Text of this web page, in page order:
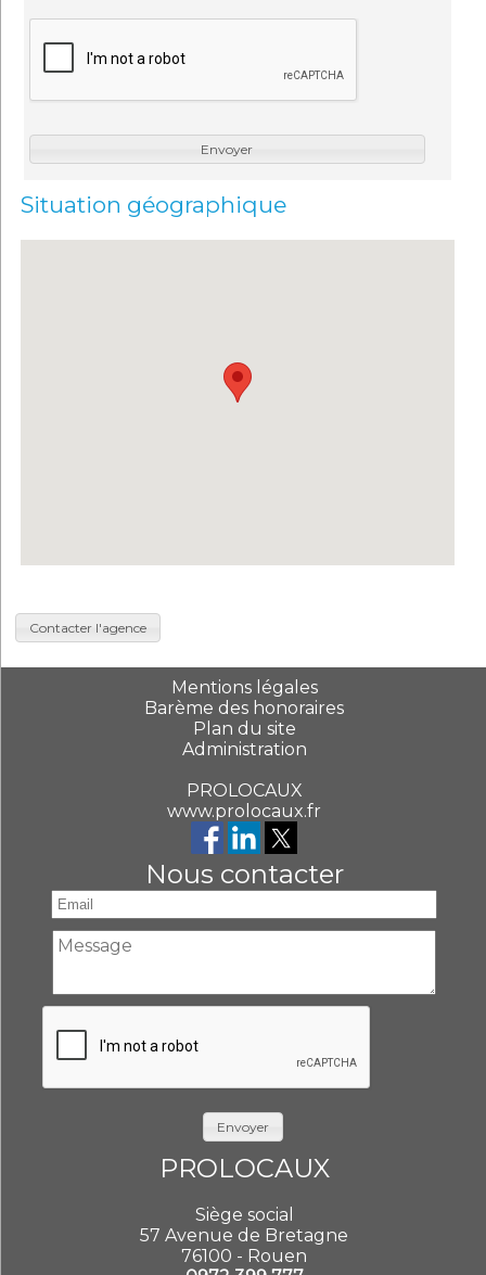
Envoyer
Situation géographique
Contacter l'agence
Mentions légales
Barème des honoraires
Plan du site
Administration
PROLOCAUX
www.prolocaux.fr
Nous contacter
Envoyer
PROLOCAUX
Siège social
57 Avenue de Bretagne
76100 - Rouen